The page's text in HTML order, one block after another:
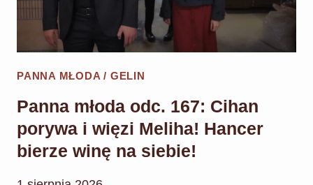
PANNA MŁODA / GELIN
Panna młoda odc. 167: Cihan
porywa i więzi Meliha! Hancer
bierze winę na siebie!